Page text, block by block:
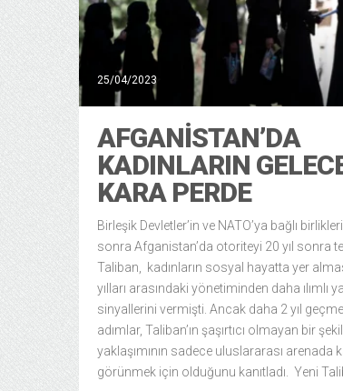
25/04/2023
AFGANISTAN’DA
KADINLARIN
KARA PERDE
Birleşik Devletler’in ve NATO’ya bağlı
sonra Afganistan’da otoriteyi 20 yıl sonra
Taliban, kadınların sosyal hayatta yer
yılları arasındaki yönetiminden daha ılımlı
sinyallerini vermişti. Ancak daha 2 yıl
adımlar, Taliban’ın şaşırtıcı olmayan bir
yaklaşımının sadece uluslararası arenada
görünmek için olduğunu kanıtladı. Yeni